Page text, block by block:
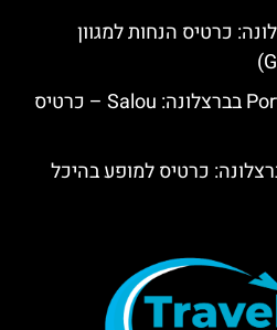
כרטיס הנחות למגוון
פארק המים PortAventura בברצלונה: Salou – כרטיס
כרטיס למופע בהיכל